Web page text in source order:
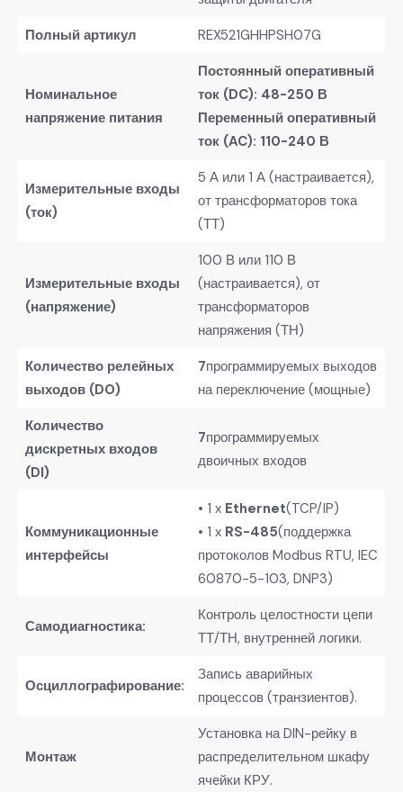
Полный артикул
REX521GHHPSH07G
Номинальное
напряжение питания
Постоянный оперативный
ток (DC): 48-250 В
Переменный оперативный
ток (AC): 110-240 В
Измерительные входы
(ток)
5 А или 1 А (настраивается),
от трансформаторов тока
(ТТ)
Измерительные входы
(напряжение)
100 В или 110 В
(настраивается), от
трансформаторов
напряжения (ТН)
Количество релейных
выходов (DO)
7программируемых выходов
на переключение (мощные)
Количество
дискретных входов
(DI)
7программируемых
двоичных входов
Коммуникационные
интерфейсы
• 1 x Ethernet(TCP/IP)
• 1 x RS-485(поддержка
протоколов Modbus RTU, IEC
60870-5-103, DNP3)
Самодиагностика:
Контроль целостности цепи
ТТ/ТН, внутренней логики.
Осциллографирование:
Запись аварийных
процессов (транзиентов).
Монтаж
Установка на DIN-рейку в
распределительном шкафу
ячейки КРУ.